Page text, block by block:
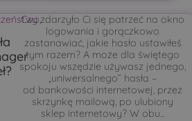
Czy zdarzyło Ci się patrzeć na okno
logowania i gorączkowo
zastanawiać, jakie hasło ustawiłeś
tym razem? A może dla świętego
spokoju wszędzie używasz jednego,
„uniwersalnego” hasła –
od bankowości internetowej, przez
skrzynkę mailową, po ulubiony
sklep internetowy? W obu...